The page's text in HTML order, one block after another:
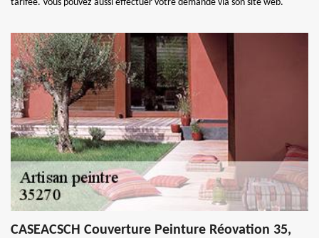
tarifée. Vous pouvez aussi effectuer votre demande via son site web.
CASEACSCH Couverture Peinture Réovation 35,